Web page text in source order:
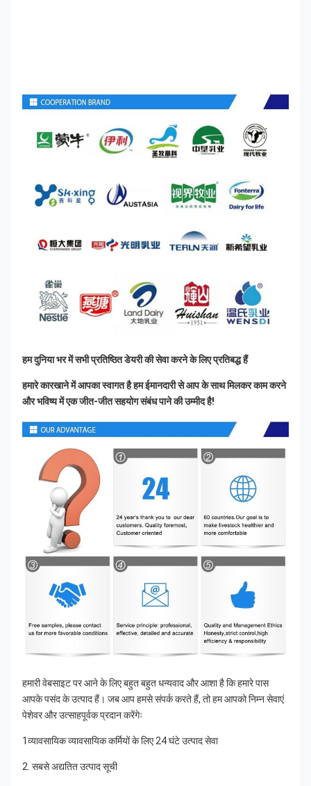
हम दुनिया भर में सभी प्रतिष्ठित डेयरी की सेवा करने के लिए प्रतिबद्ध हैं
हमारे कारखाने में आपका स्वागत है हम ईमानदारी से आप के साथ मिलकर काम करने
और भविष्य में एक जीत-जीत सहयोग संबंध पाने की उम्मीद है!
हमारी वेबसाइट पर आने के लिए बहुत बहुत धन्यवाद और आशा है कि हमारे पास
आपके पसंद के उत्पाद हैं। जब आप हमसे संपर्क करते हैं, तो हम आपको निम्न सेवाएं
पेशेवर और उत्साहपूर्वक प्रदान करेंगेः
1व्यावसायिक व्यावसायिक कर्मियों के लिए 24 घंटे उत्पाद सेवा
2. सबसे अद्यतित उत्पाद सूची